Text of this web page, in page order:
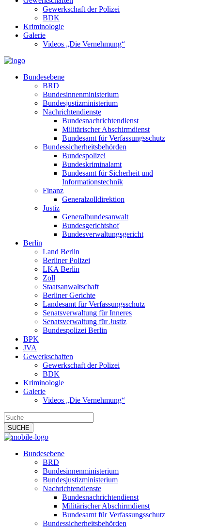
Gewerkschaft der Polizei
BDK
Kriminologie
Galerie
Videos „Die Vernehmung“
Bundesebene
BRD
Bundesinnenministerium
Bundesjustizministerium
Nachrichtendienste
Bundesnachrichtendienst
Militärischer Abschirmdienst
Bundesamt für Verfassungsschutz
Bundessicherheitsbehörden
Bundespolizei
Bundeskriminalamt
Bundesamt für Sicherheit und
Informationstechnik
Finanz
Generalzolldirektion
Justiz
Generalbundesanwalt
Bundesgerichtshof
Bundesverwaltungsgericht
Berlin
Land Berlin
Berliner Polizei
LKA Berlin
Zoll
Staatsanwaltschaft
Berliner Gerichte
Landesamt für Verfassungsschutz
Senatsverwaltung für Inneres
Senatsverwaltung für Justiz
Bundespolizei Berlin
BPK
JVA
Gewerkschaften
Gewerkschaft der Polizei
BDK
Kriminologie
Galerie
Videos „Die Vernehmung“
Bundesebene
BRD
Bundesinnenministerium
Bundesjustizministerium
Nachrichtendienste
Bundesnachrichtendienst
Militärischer Abschirmdienst
Bundesamt für Verfassungsschutz
Bundessicherheitsbehörden